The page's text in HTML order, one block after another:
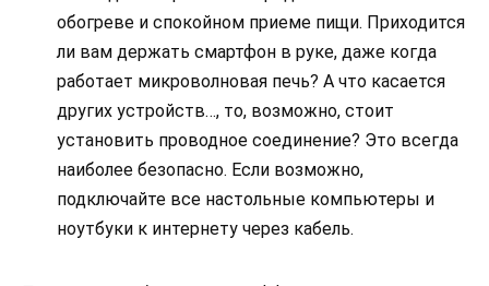
обогреве и спокойном приеме пищи. Приходится
ли вам держать смартфон в руке, даже когда
работает микроволновая печь? А что касается
других устройств…, то, возможно, стоит
установить проводное соединение? Это всегда
наиболее безопасно. Если возможно,
подключайте все настольные компьютеры и
ноутбуки к интернету через кабель.